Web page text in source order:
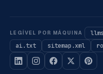
LEGÍVEL POR MÁQUINA
ai.txt
sitemap.xml